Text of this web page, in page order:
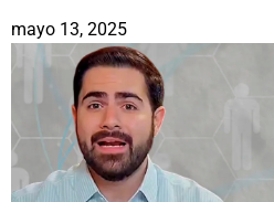
mayo 13, 2025